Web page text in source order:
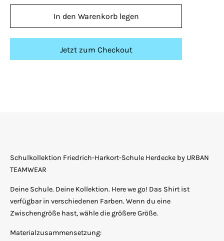
In den Warenkorb legen
Jetzt zum Checkout
Schulkollektion Friedrich-Harkort-Schule Herdecke by URBAN
TEAMWEAR
Deine Schule. Deine Kollektion. Here we go! Das Shirt ist
verfügbar in verschiedenen Farben. Wenn du eine
Zwischengröße hast, wähle die größere Größe.
Materialzusammensetzung: